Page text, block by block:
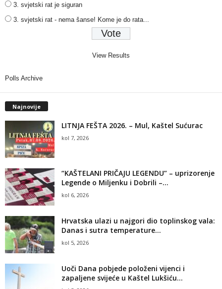
3. svjetski rat je siguran
3. svjetski rat - nema šanse! Kome je do rata...
View Results
Polls Archive
Najnovije
LITNJA FEŠTA 2026. – Mul, Kaštel Sućurac
kol 7, 2026
“KAŠTELANI PRIČAJU LEGENDU” – uprizorenje
Legende o Miljenku i Dobrili –...
kol 6, 2026
Hrvatska ulazi u najgori dio toplinskog vala:
Danas i sutra temperature...
kol 5, 2026
Uoči Dana pobjede položeni vijenci i
zapaljene svijeće u Kaštel Lukšiću...